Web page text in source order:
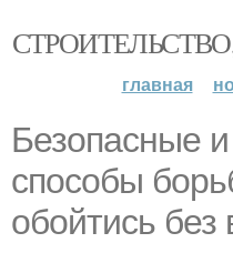
главная
Безопасные
способы
обойтись